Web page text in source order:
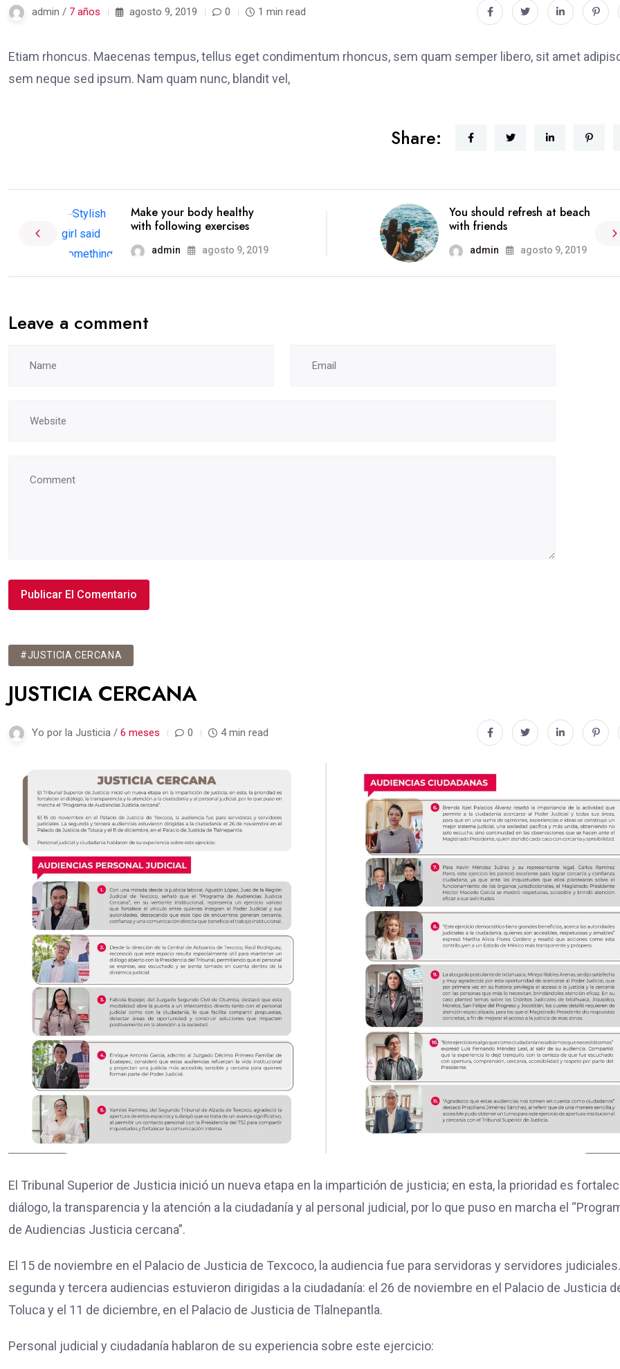
admin / 7 años agosto 9, 2019 0 1 min read
Etiam rhoncus. Maecenas tempus, tellus eget condimentum rhoncus, sem quam semper libero, sit amet
sem neque sed ipsum. Nam quam nunc, blandit vel,
Share:
Make your body healthy
with following exercises
admin agosto 9, 2019
You should refresh at beach
with friends
admin agosto 9, 2019
Leave a comment
#JUSTICIA CERCANA
JUSTICIA CERCANA
Yo por la Justicia / 6 meses 0 4 min read
El Tribunal Superior de Justicia inició un nueva etapa en la impartición de justicia; en esta, la prioridad es
diálogo, la transparencia y la atención a la ciudadanía y al personal judicial, por lo que puso en marcha el
de Audiencias Justicia cercana”.
El 15 de noviembre en el Palacio de Justicia de Texcoco, la audiencia fue para servidoras y servidores
segunda y tercera audiencias estuvieron dirigidas a la ciudadanía: el 26 de noviembre en el Palacio de Justicia
Toluca y el 11 de diciembre, en el Palacio de Justicia de Tlalnepantla.
Personal judicial y ciudadanía hablaron de su experiencia sobre este ejercicio: